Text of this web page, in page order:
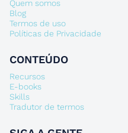
Quem somos
Blog
Termos de uso
Políticas de Privacidade
CONTEÚDO
Recursos
E-books
Skills
Tradutor de termos